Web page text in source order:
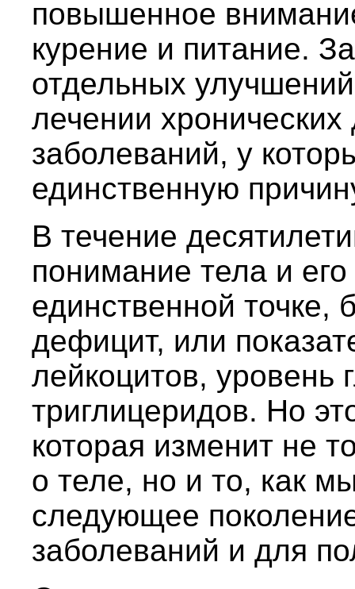
повышенное
курение и питание.
отдельных
лечении
заболеваний, у
единственную
В течение
понимание тела и
единственной точке,
дефицит, или
лейкоцитов, уровень
триглицеридов. Но
которая изменит не
о теле, но и то, как
следующее
заболеваний и для